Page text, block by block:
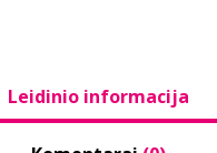
Leidinio informacija